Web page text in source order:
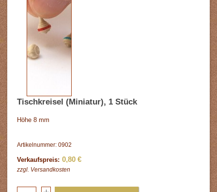
Tischkreisel (Miniatur), 1 Stück
Höhe 8 mm
Artikelnummer: 0902
Verkaufspreis: 0,80 €
zzgl. Versandkosten